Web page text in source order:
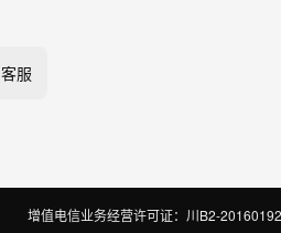
客服
增值电信业务经营许可证：川B2-20160192